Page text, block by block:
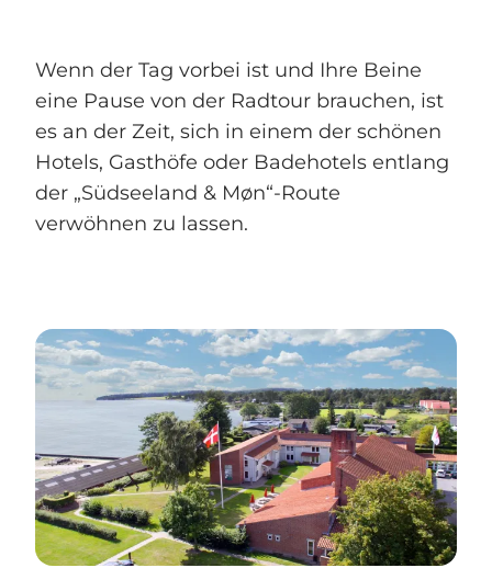
Wenn der Tag vorbei ist und Ihre Beine
eine Pause von der Radtour brauchen, ist
es an der Zeit, sich in einem der schönen
Hotels, Gasthöfe oder Badehotels entlang
der „Südseeland & Møn“-Route
verwöhnen zu lassen.